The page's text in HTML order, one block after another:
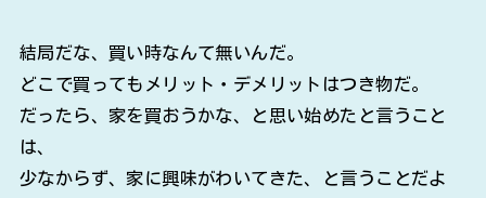
結局だな、買い時なんて無いんだ。
どこで買ってもメリット・デメリットはつき物だ。
だったら、家を買おうかな、と思い始めたと言うこと
は、
少なからず、家に興味がわいてきた、と言うことだよ